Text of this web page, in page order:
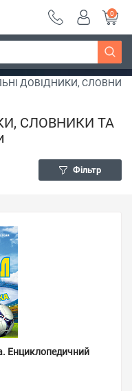
~
Дізнатись більше
0
ДОВІДНИКИ,
СЛОВНИКИ ТА
Фільтр
Енциклопедичний